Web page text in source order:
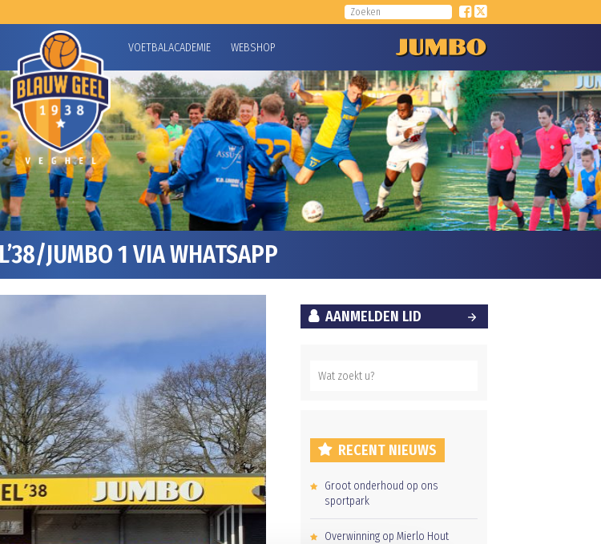
VOETBALACADEMIE WEBSHOP
JUMBO 1 VIA WHATSAPP
AANMELDEN LID
RECENT NIEUWS
Groot onderhoud op ons
sportpark
Overwinning op Mierlo Hout